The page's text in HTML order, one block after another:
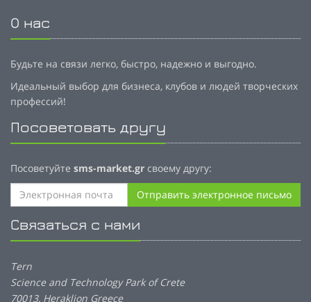
О нас
Будьте на связи легко, быстро, надежно и выгодно.
Идеальный выбор для бизнеса, клубов и людей творческих
профессий!
Посоветовать другу
Посоветуйте sms-market.gr своему другу:
Отправить электронное письмо
Связаться с нами
Tern
Science and Technology Park of Crete
70013, Heraklion Greece